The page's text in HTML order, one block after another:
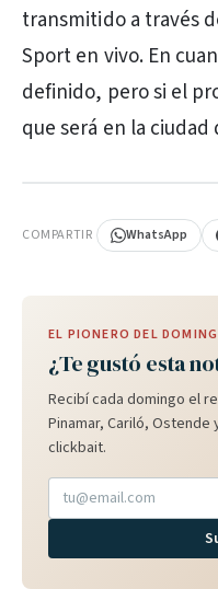
transmitido a través
Sport en vivo. En
definido, pero si el
que será en la ciudad
COMPARTIR WhatsApp
EL PIONERO DEL
¿Te gustó esta
Recibí cada domingo el
Pinamar, Cariló, Ostende
clickbait.